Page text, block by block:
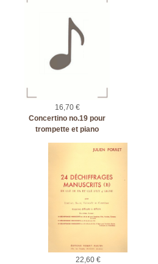
16,70 €
Concertino no.19 pour
trompette et piano
22,60 €